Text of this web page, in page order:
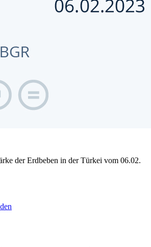
der Erdbeben in der Türkei vom 06.02.